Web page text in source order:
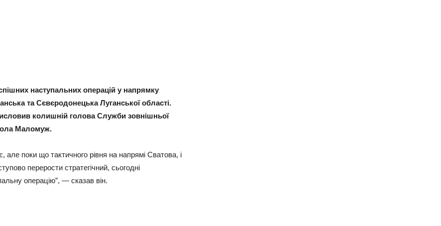
наступальних операцій у напрямку
та Сєвєродонецька Луганської області.
колишній голова Служби зовнішньої
Маломуж.
але поки що тактичного рівня на напрямі Сватова, і
перерости стратегічний, сьогодні
операцію”, — сказав він.